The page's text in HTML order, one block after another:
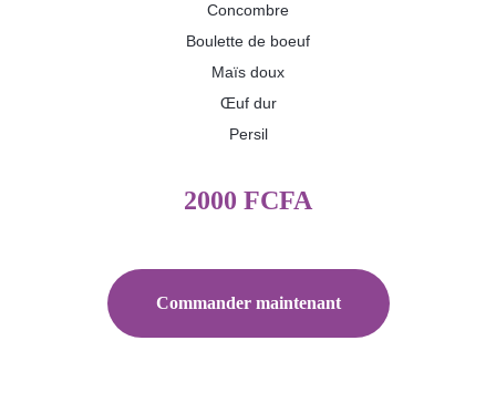
Concombre
Boulette de boeuf
Maïs doux
Œuf dur
Persil
2000 FCFA
Commander maintenant